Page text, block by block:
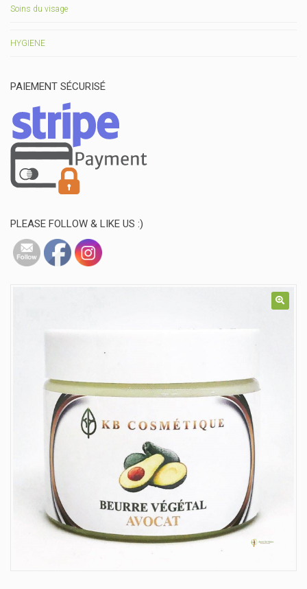
Soins du visage
HYGIENE
PAIEMENT SÉCURISÉ
PLEASE FOLLOW & LIKE US :)